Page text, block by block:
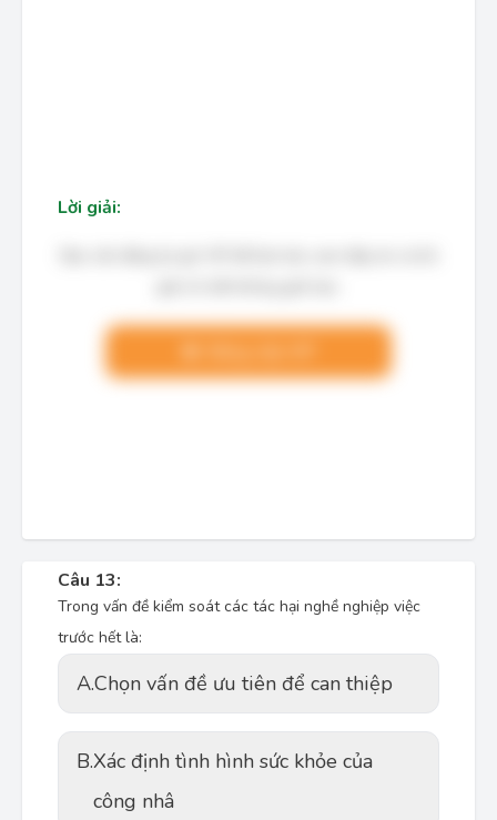
Lời giải:
Câu 13:
Trong vấn đề kiểm soát các tác hại nghề nghiệp việc
trước hết là:
A.Chọn vấn đề ưu tiên để can thiệp
B.Xác định tình hình sức khỏe của
công nhâ